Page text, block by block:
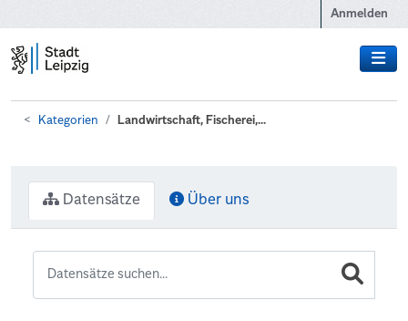
Anmelden
Kategorien Landwirtschaft, Fischerei,...
Datensätze Über uns